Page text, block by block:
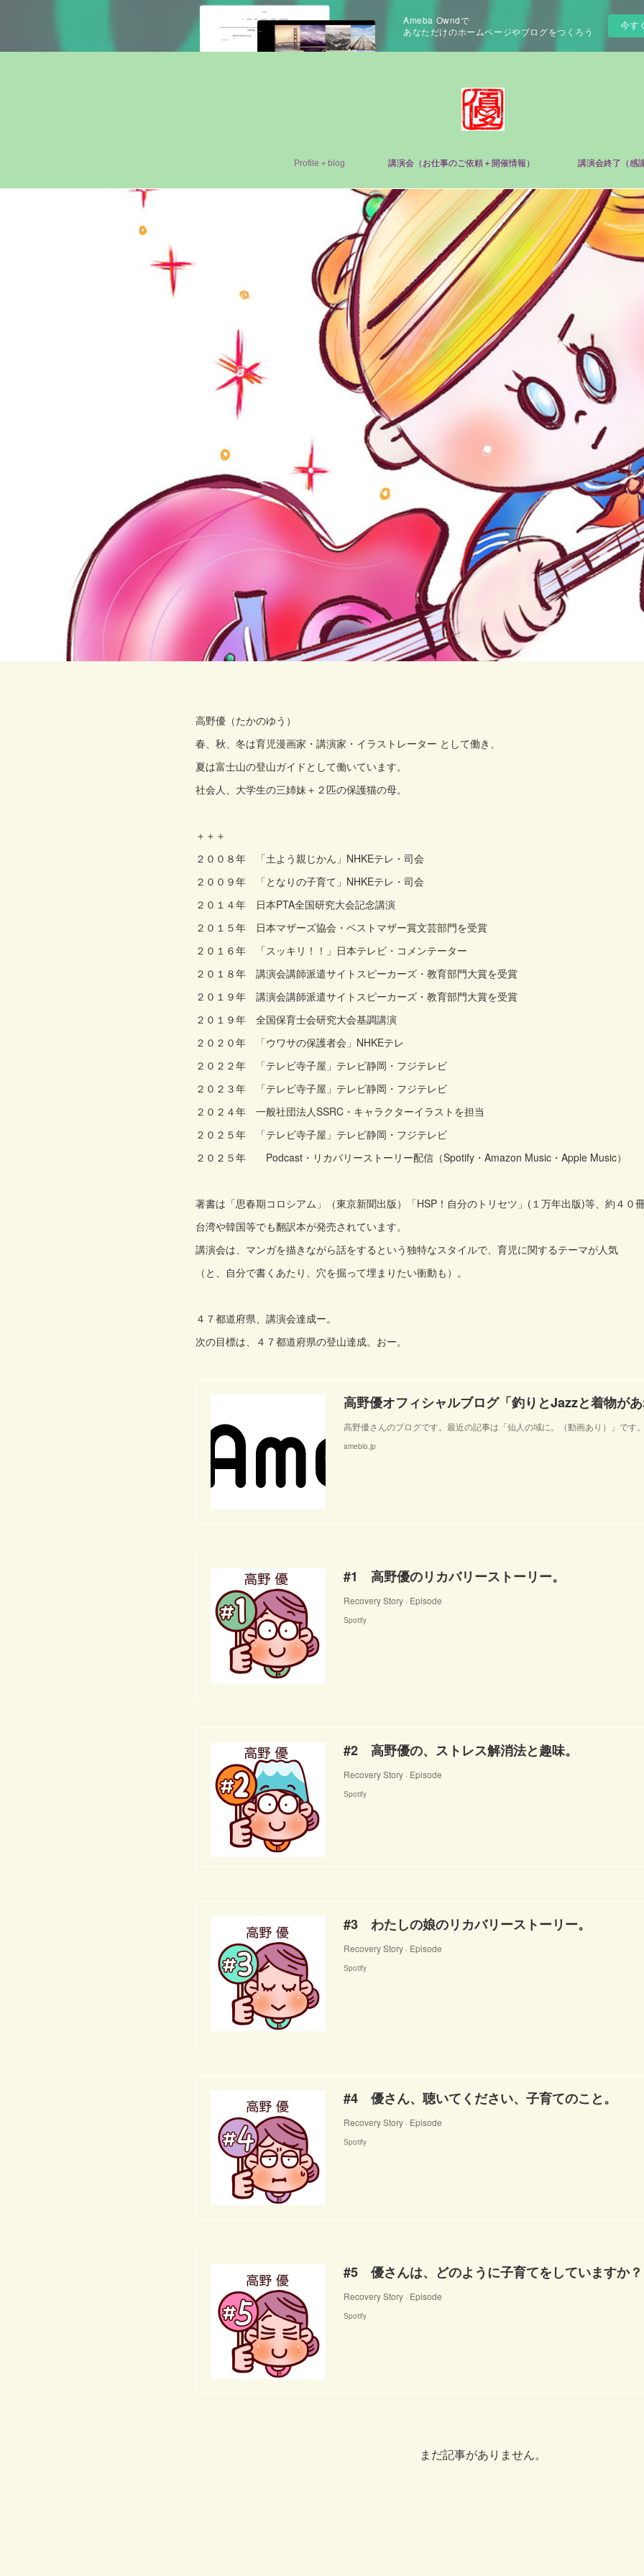
Ameba Owndで
あなただけのホームページやブログをつくろう
今す
Profile＋blog 講演会（お仕事のご依頼＋開催情報） 講演会終了（感
高野優（たかのゆう）
春、秋、冬は育児漫画家・講演家・イラストレーター として働き、
夏は富士山の登山ガイドとして働いています。
社会人、大学生の三姉妹＋２匹の保護猫の母。
＋＋＋
２００８年 「土よう親じかん」NHKEテレ・司会
２００９年 「となりの子育て」NHKEテレ・司会
２０１４年 日本PTA全国研究大会記念講演
２０１５年 日本マザーズ協会・ベストマザー賞文芸部門を受賞
２０１６年 「スッキリ！！」日本テレビ・コメンテーター
２０１８年 講演会講師派遣サイトスピーカーズ・教育部門大賞を受賞
２０１９年 講演会講師派遣サイトスピーカーズ・教育部門大賞を受賞
２０１９年 全国保育士会研究大会基調講演
２０２０年 「ウワサの保護者会」NHKEテレ
２０２２年 「テレビ寺子屋」テレビ静岡・フジテレビ
２０２３年 「テレビ寺子屋」テレビ静岡・フジテレビ
２０２４年 一般社団法人SSRC・キャラクターイラストを担当
２０２５年 「テレビ寺子屋」テレビ静岡・フジテレビ
２０２５年 Podcast・リカバリーストーリー配信（Spotify・Amazon Music・Apple Music）
著書は「思春期コロシアム」（東京新聞出版）「HSP！自分のトリセツ」(１万年出版)等、約４０
台湾や韓国等でも翻訳本が発売されています。
講演会は、マンガを描きながら話をするという独特なスタイルで、育児に関するテーマが人気
（と、自分で書くあたり、穴を掘って埋まりたい衝動も）。
４７都道府県、講演会達成ー。
次の目標は、４７都道府県の登山達成。おー。
高野優さんのブログです。最近の記事は「仙人の域に。（動画あり）」です
ameblo.jp
#1 高野優のリカバリーストーリー。
Recovery Story · Episode
Spotify
#2 高野優の、ストレス解消法と趣味。
Recovery Story · Episode
Spotify
#3 わたしの娘のリカバリーストーリー。
Recovery Story · Episode
Spotify
#4 優さん、聴いてください、子育てのこと。
Recovery Story · Episode
Spotify
#5 優さんは、どのように子育てをしていますか？
Recovery Story · Episode
Spotify
まだ記事がありません。